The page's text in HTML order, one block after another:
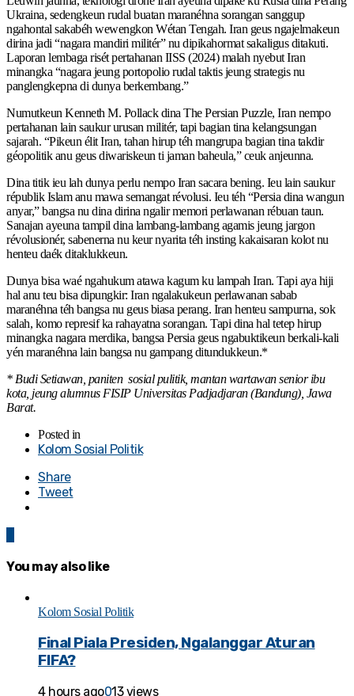
Ukraina, sedengkeun rudal buatan maranéhna sorangan sanggup
ngahontal sakabéh wewengkon Wétan Tengah. Iran geus ngajelmakeun
dirina jadi “nagara mandiri militér” nu dipikahormat sakaligus ditakuti.
Laporan lembaga risét pertahanan IISS (2024) malah nyebut Iran
minangka “nagara jeung portopolio rudal taktis jeung strategis nu
panglengkepna di dunya berkembang.”
Numutkeun Kenneth M. Pollack dina The Persian Puzzle, Iran nempo
pertahanan lain saukur urusan militér, tapi bagian tina kelangsungan
sajarah. “Pikeun élit Iran, tahan hirup téh mangrupa bagian tina takdir
géopolitik anu geus diwariskeun ti jaman baheula,” ceuk anjeunna.
Dina titik ieu lah dunya perlu nempo Iran sacara bening. Ieu lain saukur
républik Islam anu mawa semangat révolusi. Ieu téh “Persia dina wangun
anyar,” bangsa nu dina dirina ngalir memori perlawanan rébuan taun.
Sanajan ayeuna tampil dina lambang-lambang agamis jeung jargon
révolusionér, sabenerna nu keur nyarita téh insting kakaisaran kolot nu
henteu daék ditaklukkeun.
Dunya bisa waé ngahukum atawa kagum ku lampah Iran. Tapi aya hiji
hal anu teu bisa dipungkir: Iran ngalakukeun perlawanan sabab
maranéhna téh bangsa nu geus biasa perang. Iran henteu sampurna, sok
salah, komo represif ka rahayatna sorangan. Tapi dina hal tetep hirup
minangka nagara merdika, bangsa Persia geus ngabuktikeun berkali-kali
yén maranéhna lain bangsa nu gampang ditundukkeun.*
* Budi Setiawan, paniten sosial pulitik, mantan wartawan senior ibu
kota, jeung alumnus FISIP Universitas Padjadjaran (Bandung), Jawa
Barat.
Posted in
Kolom Sosial Politik
Share
Tweet
You may also like
Kolom Sosial Politik
Final Piala Presiden, Ngalanggar Aturan
FIFA?
4 hours ago013 views